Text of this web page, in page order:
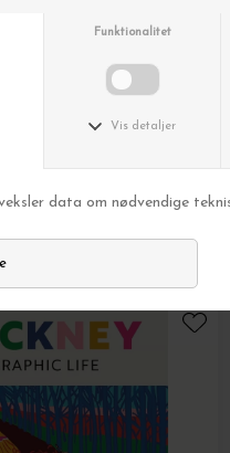
Det lover vi.
Du kan altid afmelde dig